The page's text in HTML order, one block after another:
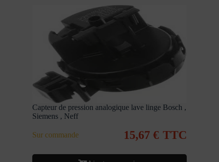
Capteur de pression analogique lave linge Bosch ,
Siemens , Neff
Sur commande 15,67 € TTC